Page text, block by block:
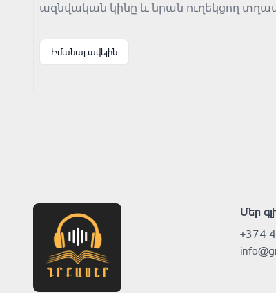
ազնվական կինը և նրան ուղեկցող
մարդկանց միջև երբեմն անբացատրելի
Իմանալ ավելին
Մեր
+374